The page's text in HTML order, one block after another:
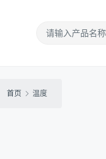
首页 温度